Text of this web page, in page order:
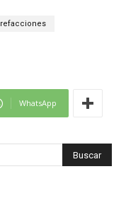
refacciones
WhatsApp